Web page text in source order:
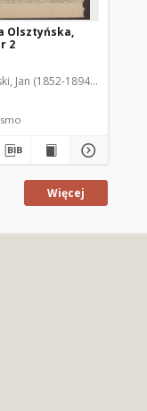
Olsztyńska,
2
Jan (1852-1894). Red.
Więcej